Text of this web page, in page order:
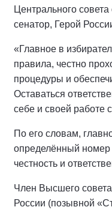
Центрального
сенатор, Герой
«Главное в
правила, честно
процедуры и
Оставаться
себе и своей работе
По его словам,
определённый номер
честность и
Член Высшего
России (позывной